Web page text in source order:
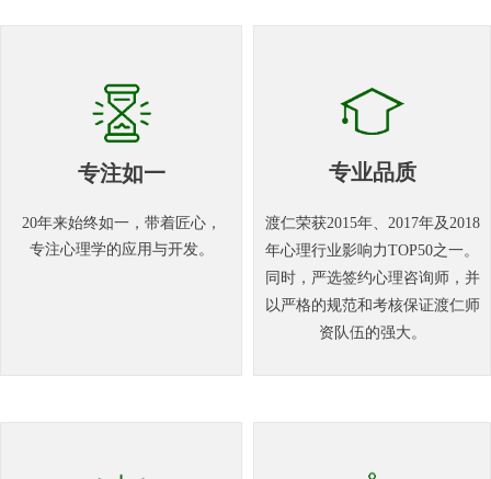
专业品质
渡仁荣获2015年、2017年及2018
年心理行业影响力TOP50之一。
同时，严选签约心理咨询师，并
以严格的规范和考核保证渡仁师
资队伍的强大。
专注如一
20年来始终如一，带着匠心，
专注心理学的应用与开发。